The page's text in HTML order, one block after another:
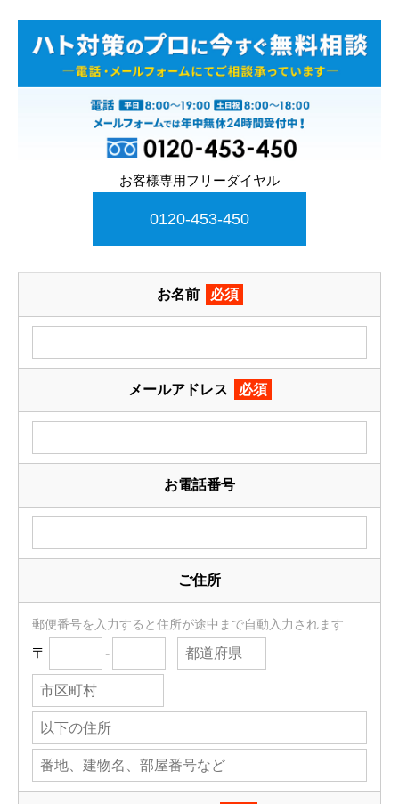
お客様専用フリーダイヤル
0120-453-450
お名前 必須
メールアドレス 必須
お電話番号
ご住所
郵便番号を入力すると住所が途中まで自動入力されます
〒 -